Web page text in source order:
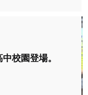
校園登場。